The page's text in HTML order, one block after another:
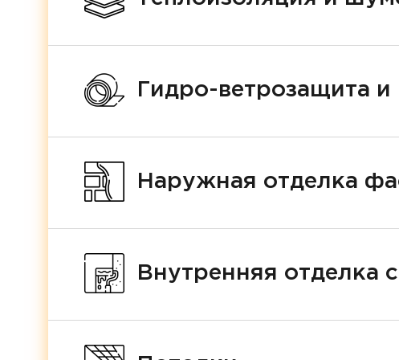
Гидро-ветрозащита и
Наружная отделка
Внутренняя отделка